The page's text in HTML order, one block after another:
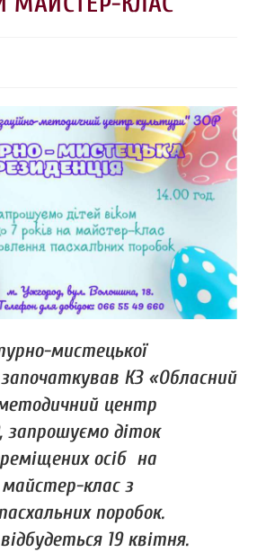
мистецької
започаткував КЗ «Обласний
центр
запрошуємо діток
осіб на
клас з
поробок.
19 квітня.